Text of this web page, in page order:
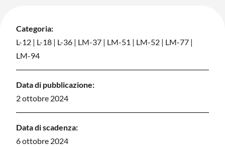
Categoria:
L-12 | L-18 | L-36 | LM-37 | LM-51 | LM-52 | LM-77 |
LM-94
Data di pubblicazione:
2 ottobre 2024
Data di scadenza:
6 ottobre 2024